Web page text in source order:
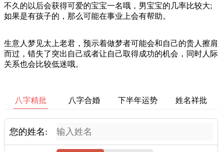
不久的以后会获得可爱的宝宝一名哦，男宝宝的几率比较大;
如果是有孩子的，那么可能在事业上会有帮助。
生意人梦见太上老君，预示着做梦者可能会和自己的贵人擦肩
而过，错失了突出自己或者让自己取得成功的机会，同时人际
关系也会比较低迷哦。
八字精批 八字合婚 下半年运势 姓名祥批
您的姓名: